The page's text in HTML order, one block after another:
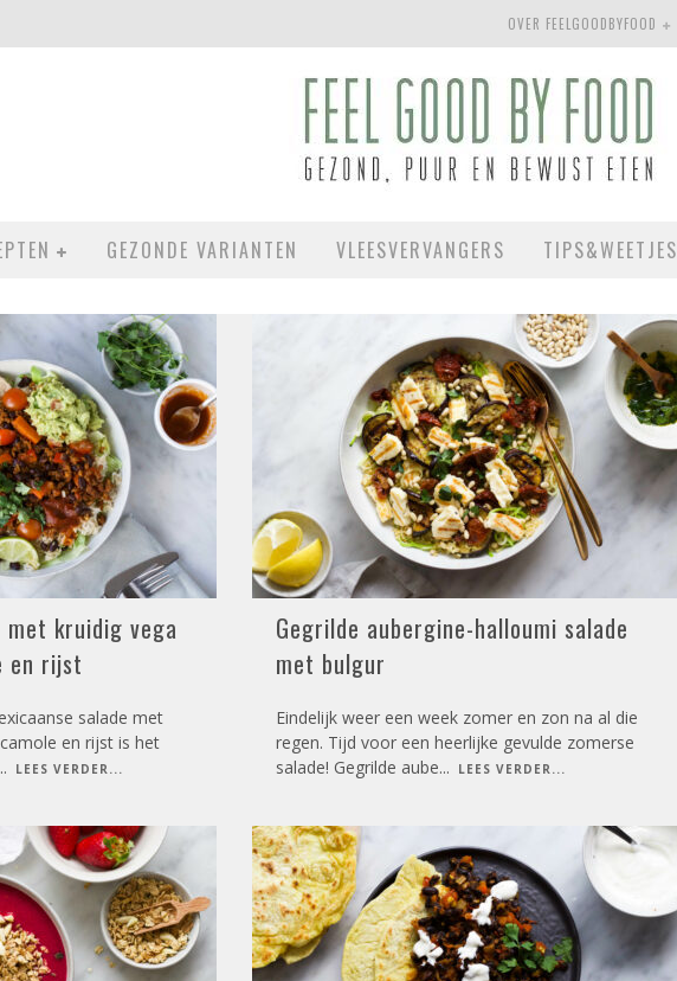
OVER FEELGOODBYFOOD
GEZONDE VARIANTEN VLEESVERVANGERS TIPS&WEETJES
met kruidig vega
en rijst
salade met
en rijst is het
LEES VERDER...
Gegrilde aubergine-halloumi salade
met bulgur
Eindelijk weer een week zomer en zon na al die
regen. Tijd voor een heerlijke gevulde zomerse
salade! Gegrilde aube... LEES VERDER...